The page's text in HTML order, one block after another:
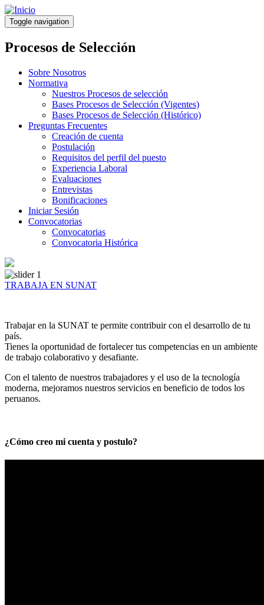
Pasar
al
contenido
principal
Toggle navigation
Procesos de Selección
Sobre Nosotros
Normativa
Nuestros Procesos de selección
Bases Procesos de Selección (Vigentes)
Bases Procesos de Selección (Histórico)
Preguntas Frecuentes
Creación de cuenta
Postulación
Requisitos del perfil del puesto
Experiencia Laboral
Evaluaciones
Entrevistas
Bonificaciones
Iniciar Sesión
Convocatorias
Convocatorias
Convocatoria Histórica
TRABAJA EN SUNAT
Trabajar en la SUNAT te permite contribuir con el desarrollo de tu
país.
Tienes la oportunidad de fortalecer tus competencias en un ambiente
de trabajo colaborativo y desafiante.
Con el talento de nuestros trabajadores y el uso de la tecnología
moderna, mejoramos nuestros servicios en beneficio de todos los
peruanos.
¿Cómo creo mi cuenta y postulo?